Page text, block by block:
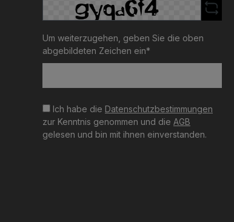
Um weiterzugehen, geben Sie die oben
abgebildeten Zeichen ein*
Ich habe die Datenschutzbestimmungen
zur Kenntnis genommen und die AGB
gelesen und bin mit ihnen einverstanden.